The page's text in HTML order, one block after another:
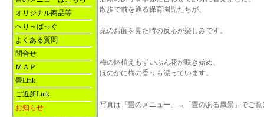
オリジナル商品等
へり～ばっぐ
よくある質問
問合せ
ＭＡＰ
畳Link
ご近所Link
お知らせ
散歩で前を通る保育園児たちが、
鬼のお面を見た時の反応が楽しみです。
梅の鉢植えもずいぶん花が咲き始め、
ほのかに梅の香りも漂っています。
写真は「畳のメニュー」→「畳のある風景」でご覧